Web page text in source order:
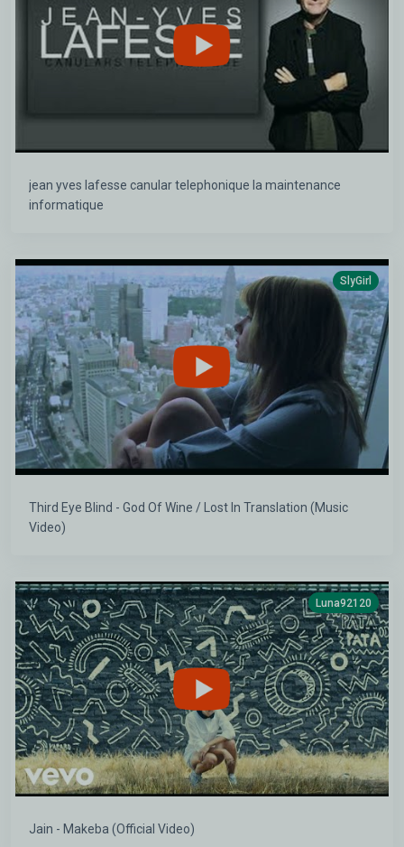
jean yves lafesse canular telephonique la maintenance
informatique
SlyGirl
Third Eye Blind - God Of Wine / Lost In Translation (Music
Video)
Luna92120
Jain - Makeba (Official Video)